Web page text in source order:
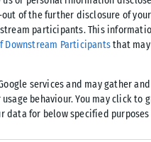
of the further disclosure of
participants. This
Downstream Participantsthat
services and may gather
behaviour. You may click to
data for below specified
όχι μόνο) αξία και ο
σκοπό, ενώ μάλιστα